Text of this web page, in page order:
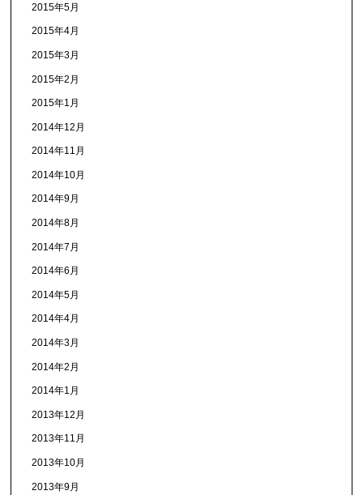
2015年5月
2015年4月
2015年3月
2015年2月
2015年1月
2014年12月
2014年11月
2014年10月
2014年9月
2014年8月
2014年7月
2014年6月
2014年5月
2014年4月
2014年3月
2014年2月
2014年1月
2013年12月
2013年11月
2013年10月
2013年9月